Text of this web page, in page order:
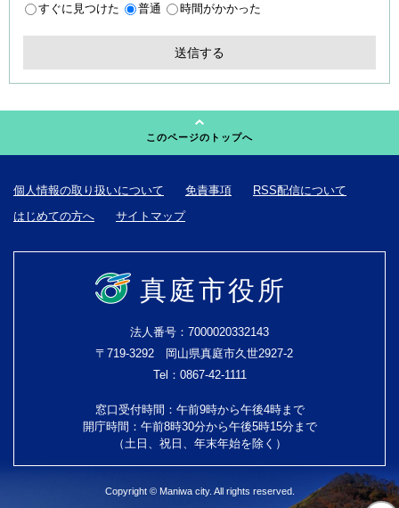
すぐに見つけた 普通 時間がかかった
このページのトップへ
個人情報の取り扱いについて 免責事項
RSS配信について
はじめての方へ
サイトマップ
真庭市役所
法人番号：7000020332143
〒719-3292 岡山県真庭市久世2927-2
Tel：0867-42-1111
窓口受付時間：午前9時から午後4時まで
開庁時間：午前8時30分から午後5時15分まで
（土日、祝日、年末年始を除く）
Copyright © Maniwa city. All rights reserved.